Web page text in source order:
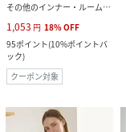
その他のインナー・ルームウェア
1,053 円 18%OFF
95ポイント(10%ポイントバ
ック)
クーポン対象